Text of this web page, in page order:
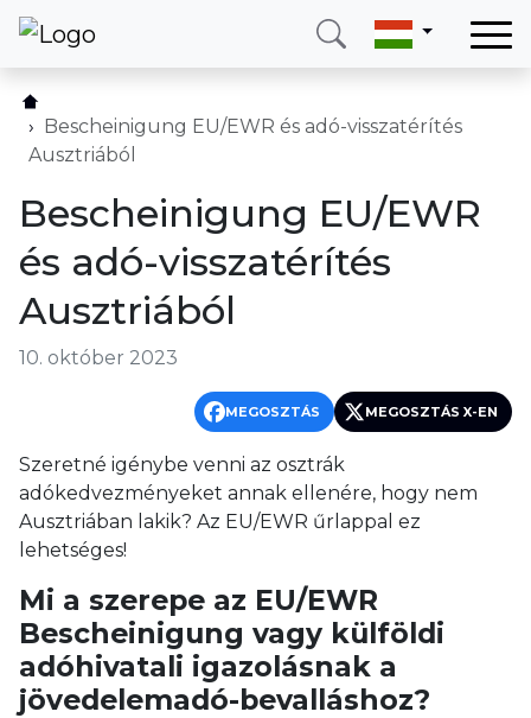
Szolgáltatásaink
Rólunk
Blog
Kapcsolat
Telefon
(+420) 234 261 904
E-mail
info@neotax.eu
Bescheinigung EU/EWR és adó-visszatérítés
Ausztriából
Bescheinigung EU/EWR
és adó-visszatérítés
Ausztriából
10. október 2023
MEGOSZTÁS MEGOSZTÁS X-EN
Szeretné igénybe venni az osztrák
adókedvezményeket annak ellenére, hogy nem
Ausztriában lakik? Az EU/EWR űrlappal ez
lehetséges!
Mi a szerepe az EU/EWR
Bescheinigung vagy külföldi
adóhivatali igazolásnak a
jövedelemadó-bevalláshoz?